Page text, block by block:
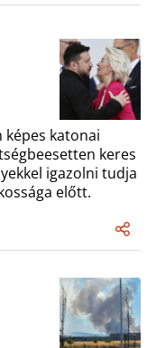
képes katonai
keres
igazolni tudja
előtt.